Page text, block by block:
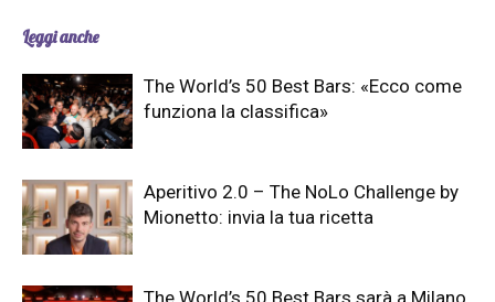
Leggi anche
The World’s 50 Best Bars: «Ecco come
funziona la classifica»
Aperitivo 2.0 – The NoLo Challenge by
Mionetto: invia la tua ricetta
The World’s 50 Best Bars sarà a Milano